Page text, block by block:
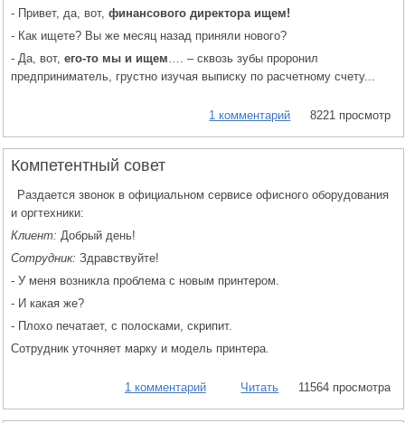
- Привет, да, вот, финансового директора ищем!
- Как ищете? Вы же месяц назад приняли нового?
- Да, вот, его-то мы и ищем …. – сквозь зубы проронил
предприниматель, грустно изучая выписку по расчетному счету...
1 комментарий 8221 просмотр
Компетентный совет
Раздается звонок в официальном сервисе офисного оборудования
и оргтехники:
Клиент: Добрый день!
Сотрудник: Здравствуйте!
- У меня возникла проблема с новым принтером.
- И какая же?
- Плохо печатает, с полосками, скрипит.
Сотрудник уточняет марку и модель принтера.
1 комментарий Читать 11564 просмотра